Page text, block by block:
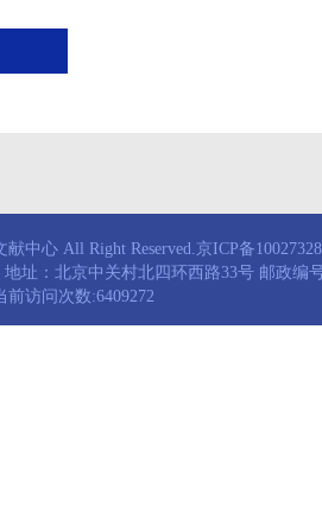
中心 All Right Reserved.京ICP备
址：北京中关村北四环西路33号 邮政编
前访问次数:6409272